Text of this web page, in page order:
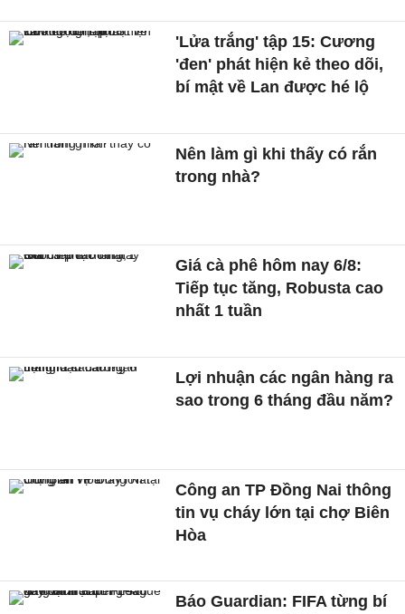
'Lửa trắng' tập 15: Cương
'đen' phát hiện kẻ theo dõi,
bí mật về Lan được hé lộ
Nên làm gì khi thấy có rắn
trong nhà?
Giá cà phê hôm nay 6/8:
Tiếp tục tăng, Robusta cao
nhất 1 tuần
Lợi nhuận các ngân hàng ra
sao trong 6 tháng đầu năm?
Công an TP Đồng Nai thông
tin vụ cháy lớn tại chợ Biên
Hòa
Báo Guardian: FIFA từng bí